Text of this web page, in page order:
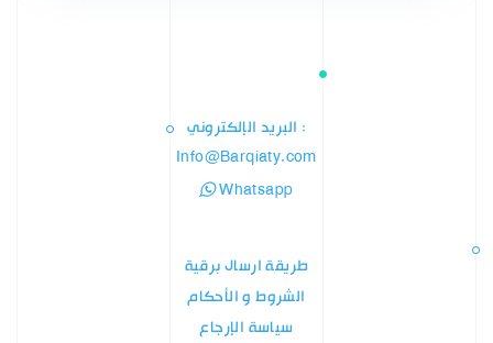
: البريد الإلكتروني
Info@Barqiaty.com
Whatsapp
طريقة ارسال برقية
الشروط و الأحكام
سياسة الإرجاع